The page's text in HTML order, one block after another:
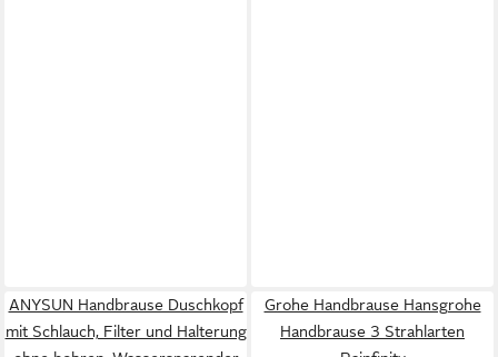
ANYSUN Handbrause Duschkopf
mit Schlauch, Filter und Halterung
Grohe Handbrause Hansgrohe
Handbrause 3 Strahlarten